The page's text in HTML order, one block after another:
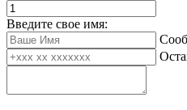
Введите свое имя: